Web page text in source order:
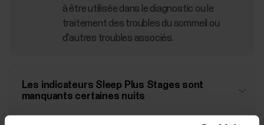
à être utilisée dans le diagnostic ou le
traitement des troubles du sommeil ou
d'autres troubles associés.
Les indicateurs Sleep Plus Stages sont
manquants certaines nuits